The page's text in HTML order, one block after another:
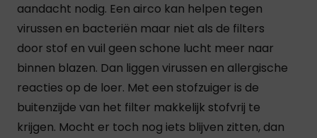
aandacht nodig. Een airco kan helpen tegen
virussen en bacteriën maar niet als de filters
door stof en vuil geen schone lucht meer naar
binnen blazen. Dan liggen virussen en allergische
reacties op de loer. Met een stofzuiger is de
buitenzijde van het filter makkelijk stofvrij te
krijgen. Mocht er toch nog iets blijven zitten, dan